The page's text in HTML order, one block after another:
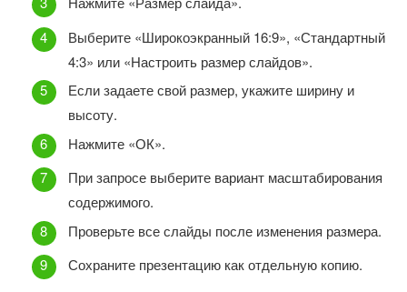
Выберите «Широкоэкранный 16:9», «Стандартный
4:3» или «Настроить размер слайдов».
Если задаете свой размер, укажите ширину и
высоту.
Нажмите «ОК».
При запросе выберите вариант масштабирования
содержимого.
Проверьте все слайды после изменения размера.
Сохраните презентацию как отдельную копию.